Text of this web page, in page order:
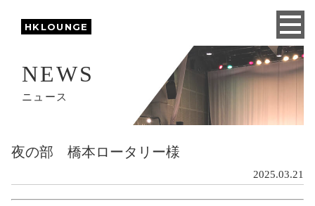
HKLOUNGE
NEWS
ニュース
夜の部 橋本ロータリー様
2025.03.21